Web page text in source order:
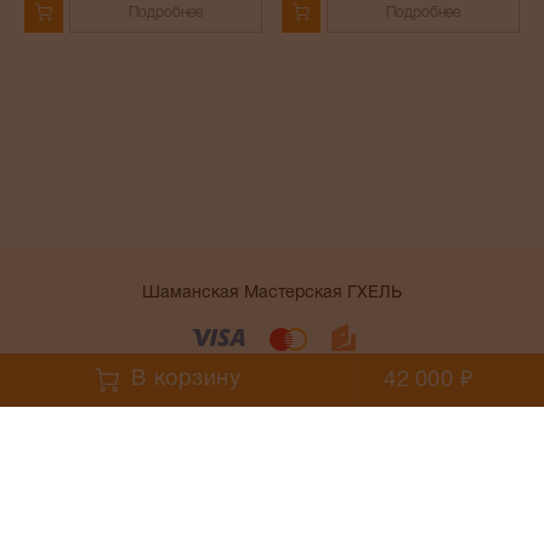
В корзину 42 000 ₽
Подробнее Подробнее
Шаманская Мастерская ГХЕЛЬ
Условия работы сайта